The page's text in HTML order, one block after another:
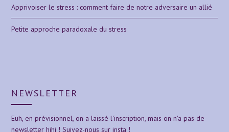
Apprivoiser le stress : comment faire de notre adversaire un allié
Petite approche paradoxale du stress
NEWSLETTER
Euh, en prévisionnel, on a laissé l'inscription, mais on n'a pas de
newsletter hihi ! Suivez-nous sur insta !